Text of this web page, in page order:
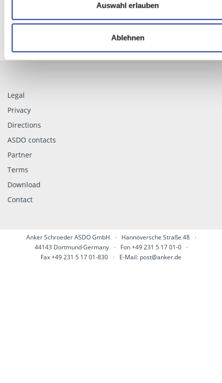
Auswahl erlauben
Ablehnen
Legal
Privacy
Directions
ASDO contacts
Partner
Terms
Download
Contact
Anker Schroeder ASDO GmbH · Hannöversche Straße 48
·
44143 Dortmund·Germany
· Fon +49 231 5 17 01-0
·
Fax +49 231 5 17 01-830
· E-Mail: post@anker.de